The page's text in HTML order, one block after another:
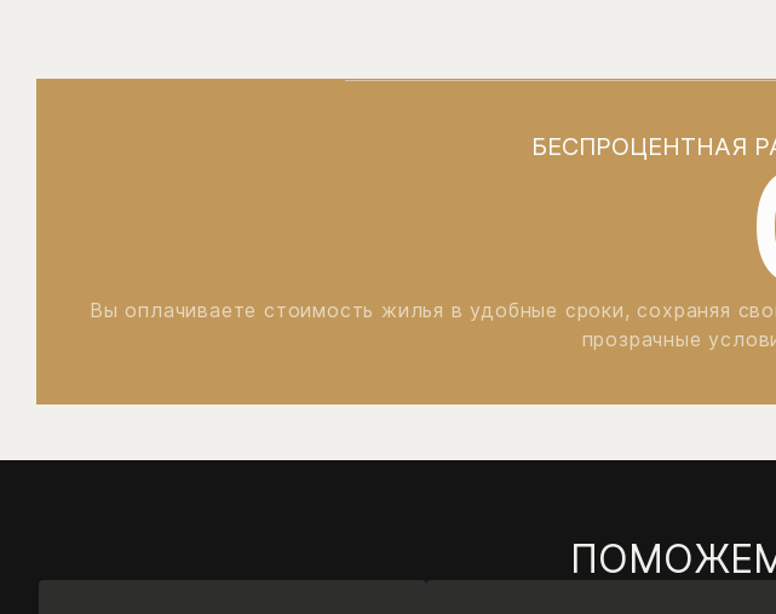
БЕСПРОЦЕНТНАЯ
Вы оплачиваете стоимость жилья в удобные сроки, сохраняя
прозрачные